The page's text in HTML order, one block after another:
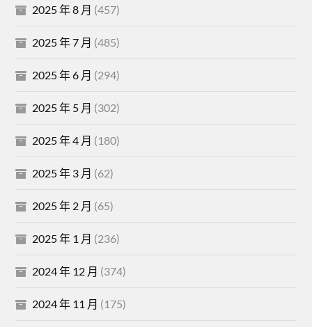
2025 年 8 月 (457)
2025 年 7 月 (485)
2025 年 6 月 (294)
2025 年 5 月 (302)
2025 年 4 月 (180)
2025 年 3 月 (62)
2025 年 2 月 (65)
2025 年 1 月 (236)
2024 年 12 月 (374)
2024 年 11 月 (175)